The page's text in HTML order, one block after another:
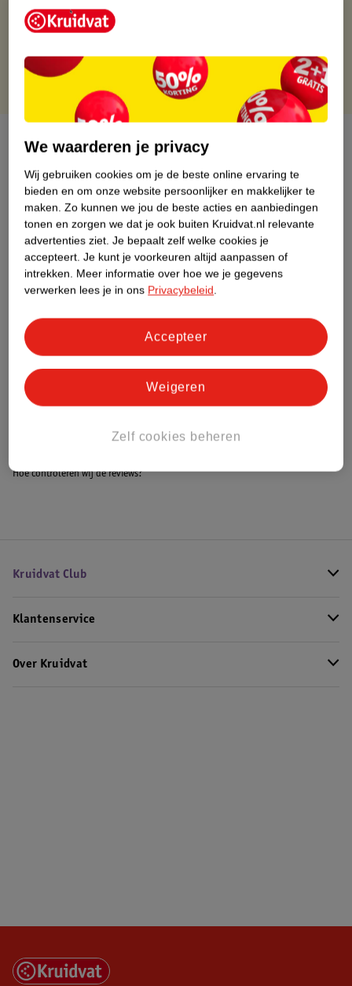
Gratis retourneren via verkooppartner.
Gratis punten met je Kruidvat kaart
Over dit product
Productinformatie
Nature Impact Score
Dit product heeft (nog) geen Nature
Impact Score.
Meer informatie
Bestel & Bezorginformatie
Bekijk ook
Alle Baby klamboe
Hoe controleren wij de reviews?
Kruidvat Club
Klantenservice
Over Kruidvat
We waarderen je privacy
Wij gebruiken cookies om je de beste online ervaring te
bieden en om onze website persoonlijker en makkelijker te
maken. Zo kunnen we jou de beste acties en aanbiedingen
tonen en zorgen we dat je ook buiten Kruidvat.nl relevante
advertenties ziet. Je bepaalt zelf welke cookies je
accepteert. Je kunt je voorkeuren altijd aanpassen of
intrekken. Meer informatie over hoe we je gegevens
verwerken lees je in ons Privacybeleid.
Zelf cookies beheren
Weigeren
Accepteer